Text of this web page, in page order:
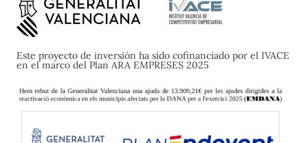
Este proyecto de inversión ha sido cofinanciado por el IVACE
en el marco del Plan ARA EMPRESES 2025